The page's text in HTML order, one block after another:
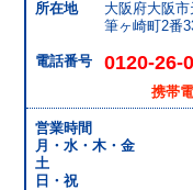
所在地
大阪府大阪
筆ヶ崎町2番
電話番号 0120-26-
携帯
営業時間
月・水・木・金
土
日・祝